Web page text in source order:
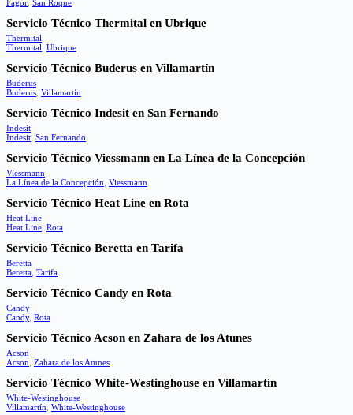
Fagor San Roque
Servicio Técnico Thermital en Ubrique
Thermital
Thermital Ubrique
Servicio Técnico Buderus en Villamartín
Buderus
Buderus Villamartín
Servicio Técnico Indesit en San Fernando
Indesit
Indesit San Fernando
Servicio Técnico Viessmann en La Línea de la Concepción
Viessmann
La Línea de la Concepción Viessmann
Servicio Técnico Heat Line en Rota
Heat Line
Heat Line Rota
Servicio Técnico Beretta en Tarifa
Beretta
Beretta Tarifa
Servicio Técnico Candy en Rota
Candy
Candy, Rota
Servicio Técnico Acson en Zahara de los Atunes
Acson
Acson Zahara de los Atunes
Servicio Técnico White-Westinghouse en Villamartín
White-Westinghouse
Villamartín White-Westinghouse